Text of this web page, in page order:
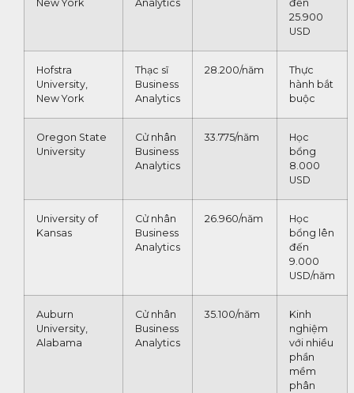
New York
Analytics
đến
25.900
USD
Hofstra
University,
New York
Thạc sĩ
Business
Analytics
28.200/năm
Thực
hành bắt
buộc
Oregon State
University
Cử nhân
Business
Analytics
33.775/năm
Học
bổng
8.000
USD
University of
Kansas
Cử nhân
Business
Analytics
26.960/năm
Học
bổng lên
đến
9.000
USD/năm
Auburn
University,
Alabama
Cử nhân
Business
Analytics
35.100/năm
Kinh
nghiệm
với nhiều
phần
mềm
phân